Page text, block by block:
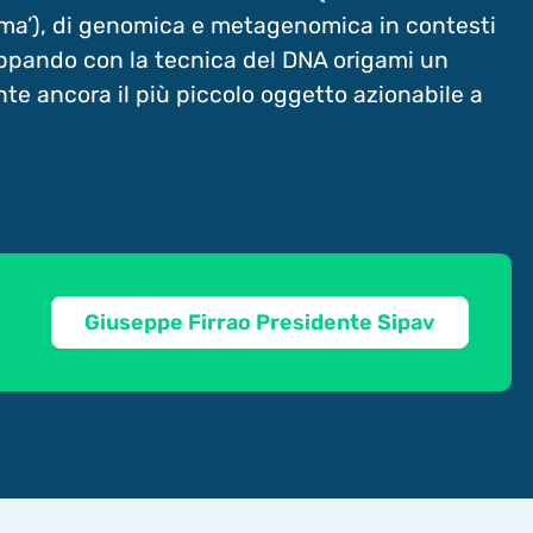
di genomica e metagenomica in contesti
con la tecnica del DNA origami un
ancora il più piccolo oggetto azionabile a
Giuseppe Firrao Presidente Sipav